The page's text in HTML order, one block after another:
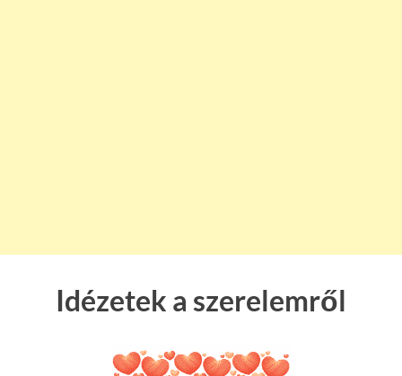
Idézetek a szerelemről